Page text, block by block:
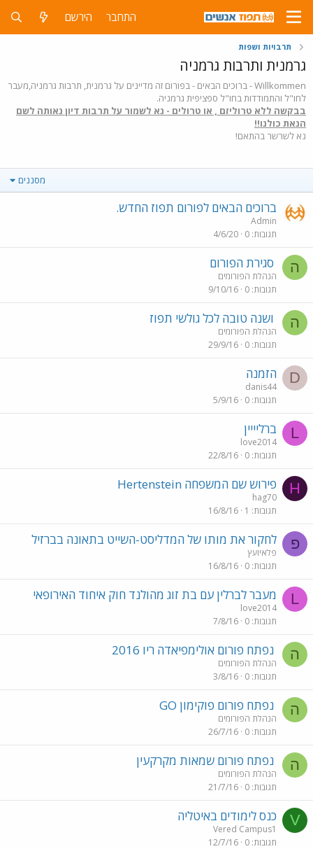
התחבר הירשם
תרבויות ושפות
גרמנית ותרבות גרמניה
Willkommen - ברוכים הבאים - בפורום זה מדיינים על גרמנית, תרבות גרמניה,מעבר
לחו"ל והתמודדות בחו"ל ספציפית גרמניה.
בבקשה ללא טרוליזם , או טרולים - נא לשמור על תרבות דיון נאותה לשם
הנאת כולנו!!
נא לשרשר בהתאם!
מסננים
ברוכים הבאים לפורום תפוז החדש.
Admin
תגובות 0
4/6/20
ה סגירת הפורום
הנהלת הפורומים
תגובות 0
9/10/16
ה ושנה טובה לכל גולשי תפוז
הנהלת הפורומים
תגובות 0
29/9/16
D הזמנה
danis44
תגובות 0
5/9/16
L ברליייין
love2014
תגובות 0
22/8/16
H פירוש שם המשפחה Hertenstein
hag70
תגובות 1
16/8/16
פ לחקור את מותו של המדליסט-השייט בתאונה בברזיל
פלאיועץ
תגובות 0
16/8/16
L מעבר לברלין עם בת זוג מהולנד חוק איחוד האירופאי
love2014
תגובות 0
7/8/16
ה נפתח פורום אולימפיאדה ריו 2016
הנהלת הפורומים
תגובות 0
3/8/16
ה נפתח פורום פוקימון GO
הנהלת הפורומים
תגובות 0
26/7/16
ה נפתח פורום שמאות מקרקעין
הנהלת הפורומים
תגובות 0
21/7/16
V כנס לימודים באיטליה
Vered Campus1
תגובות 0
12/7/16